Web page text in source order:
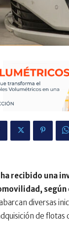
recibido una
diversas
de